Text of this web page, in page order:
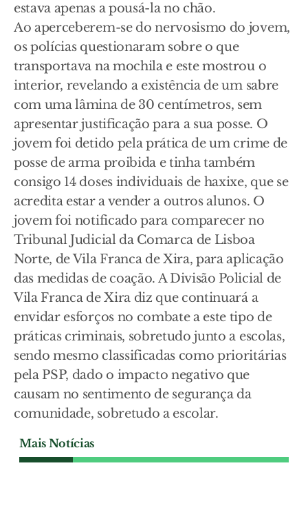
estava apenas a pousá-la no chão.
Ao aperceberem-se do nervosismo do jovem,
os polícias questionaram sobre o que
transportava na mochila e este mostrou o
interior, revelando a existência de um sabre
com uma lâmina de 30 centímetros, sem
apresentar justificação para a sua posse. O
jovem foi detido pela prática de um crime de
posse de arma proibida e tinha também
consigo 14 doses individuais de haxixe, que se
acredita estar a vender a outros alunos. O
jovem foi notificado para comparecer no
Tribunal Judicial da Comarca de Lisboa
Norte, de Vila Franca de Xira, para aplicação
das medidas de coação. A Divisão Policial de
Vila Franca de Xira diz que continuará a
envidar esforços no combate a este tipo de
práticas criminais, sobretudo junto a escolas,
sendo mesmo classificadas como prioritárias
pela PSP, dado o impacto negativo que
causam no sentimento de segurança da
comunidade, sobretudo a escolar.
Mais Notícias